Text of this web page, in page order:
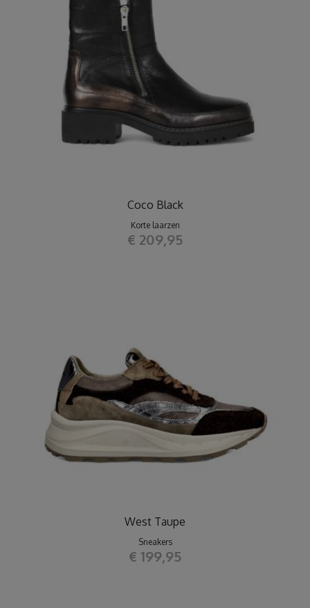
Coco Black
Korte laarzen
€ 209,95
West Taupe
Sneakers
€ 199,95